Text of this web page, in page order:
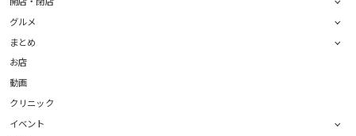
グルメ
まとめ
お店
動画
クリニック
イベント